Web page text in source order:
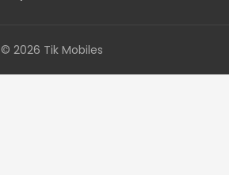
© 2026 Tik Mobiles